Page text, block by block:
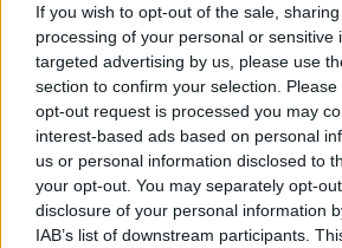
If you wish to opt-out of the sale,
processing of your personal or sensitive
targeted advertising by us, please use
section to confirm your selection.
opt-out request is processed you may
interest-based ads based on personal
us or personal information disclosed to
your opt-out. You may separately opt-
disclosure of your personal information
IAB’s list of downstream participants.
Szombathely Megyei Jogú Város
Tisztelt Képviselő Hölgyek és Urak!
Egy színházi társulat életében az
dolog, egyben a színvonalas
bizalom és a biztonság. Bizalom a
művész iránt és a biztonság, hogy
vár rá, hogy az üzem